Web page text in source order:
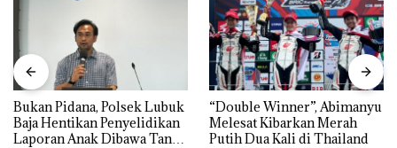
Bukan Pidana, Polsek Lubuk
Baja Hentikan Penyelidikan
Laporan Anak Dibawa Tanpa
“Double Winner”, Abimanyu
Melesat Kibarkan Merah
Putih Dua Kali di Thailand